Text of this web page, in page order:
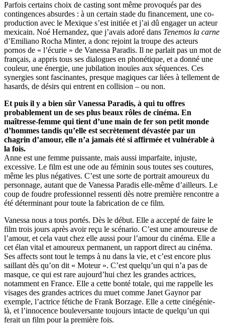
Parfois certains choix de casting sont même provoqués par des
contingences absurdes : à un certain stade du financement, une co-
production avec le Mexique s’est initiée et j’ai dû engager un acteur
mexicain. Noé Hernandez, que j’avais adoré dans Tenemos la carne
d’Emiliano Rocha Minter, a donc rejoint la troupe des acteurs
pornos de « l’écurie » de Vanessa Paradis. Il ne parlait pas un mot de
français, a appris tous ses dialogues en phonétique, et a donné une
couleur, une énergie, une jubilation inouïes aux séquences. Ces
synergies sont fascinantes, presque magiques car liées à tellement de
hasards, de désirs qui entrent en collision – ou non.
Et puis il y a bien sûr Vanessa Paradis, à qui tu offres
probablement un de ses plus beaux rôles de cinéma. En
maîtresse-femme qui tient d’une main de fer son petit monde
d’hommes tandis qu’elle est secrètement dévastée par un
chagrin d’amour, elle n’a jamais été si affirmée et vulnérable à
la fois.
Anne est une femme puissante, mais aussi imparfaite, injuste,
excessive. Le film est une ode au féminin sous toutes ses coutures,
même les plus négatives. C’est une sorte de portrait amoureux du
personnage, autant que de Vanessa Paradis elle-même d’ailleurs. Le
coup de foudre professionnel ressenti dès notre première rencontre a
été déterminant pour toute la fabrication de ce film.
Vanessa nous a tous portés. Dès le début. Elle a accepté de faire le
film trois jours après avoir reçu le scénario. C’est une amoureuse de
l’amour, et cela vaut chez elle aussi pour l’amour du cinéma. Elle a
cet élan vital et amoureux permanent, un rapport direct au cinéma.
Ses affects sont tout le temps à nu dans la vie, et c’est encore plus
saillant dès qu’on dit « Moteur ». C’est quelqu’un qui n’a pas de
masque, ce qui est rare aujourd’hui chez les grandes actrices,
notamment en France. Elle a cette bonté totale, qui me rappelle les
visages des grandes actrices du muet comme Janet Gaynor par
exemple, l’actrice fétiche de Frank Borzage. Elle a cette cinégénie-
là, et l’innocence bouleversante toujours intacte de quelqu’un qui
ferait un film pour la première fois.